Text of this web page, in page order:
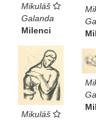
Mikuláš
Galanda
Milenci
Mikuláš